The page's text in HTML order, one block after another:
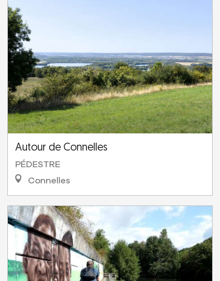
Autour de Connelles
PÉDESTRE
Connelles